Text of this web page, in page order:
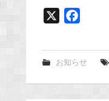
e
お知らせ